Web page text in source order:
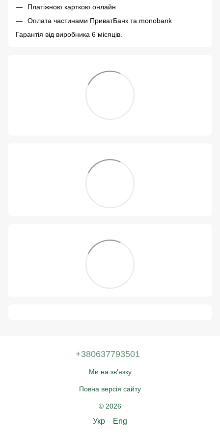
Платіжною карткою онлайн
Оплата частинами ПриватБанк та monobank
Гарантія від виробника 6 місяців.
+380637793501
Ми на зв'язку
Повна версія сайту
© 2026
Укр Eng